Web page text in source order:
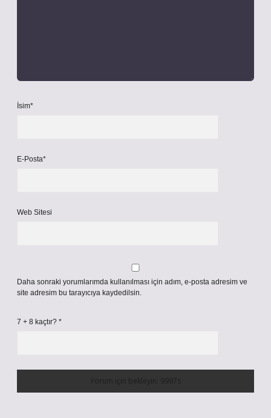
İsim*
E-Posta*
Web Sitesi
Daha sonraki yorumlarımda kullanılması için adım, e-posta adresim ve
site adresim bu tarayıcıya kaydedilsin.
7 + 8 kaçtır? *